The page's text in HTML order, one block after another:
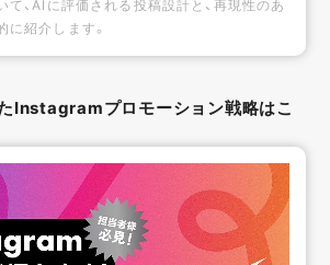
、AIに評価される投稿設計と、再現性のあ
紹介します。
Instagramプロモーション戦略はこ